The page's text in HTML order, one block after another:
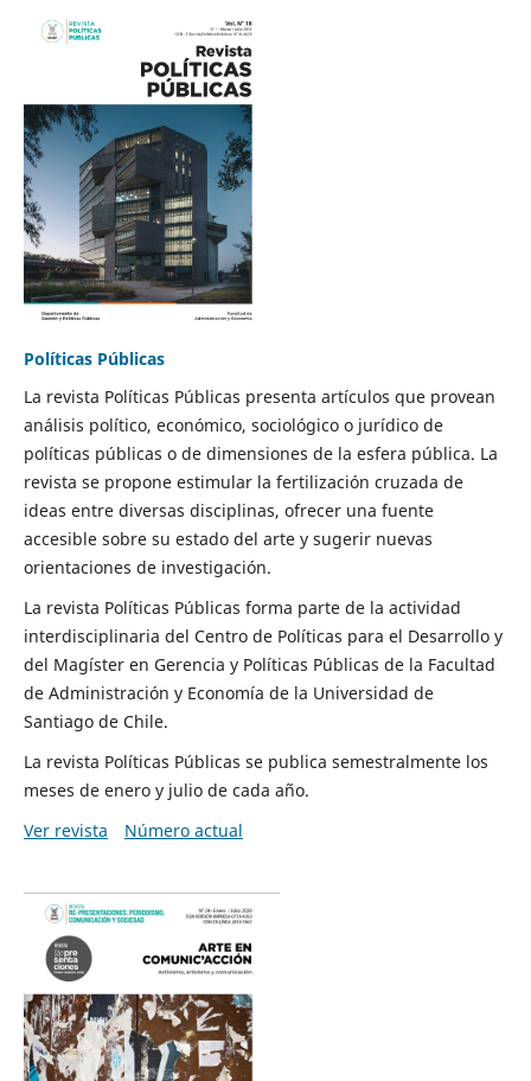
Políticas Públicas
La revista Políticas Públicas presenta artículos que provean
análisis político, económico, sociológico o jurídico de
políticas públicas o de dimensiones de la esfera pública. La
revista se propone estimular la fertilización cruzada de
ideas entre diversas disciplinas, ofrecer una fuente
accesible sobre su estado del arte y sugerir nuevas
orientaciones de investigación.
La revista Políticas Públicas forma parte de la actividad
interdisciplinaria del Centro de Políticas para el Desarrollo y
del Magíster en Gerencia y Políticas Públicas de la Facultad
de Administración y Economía de la Universidad de
Santiago de Chile.
La revista Políticas Públicas se publica semestralmente los
meses de enero y julio de cada año.
Ver revista
Número actual